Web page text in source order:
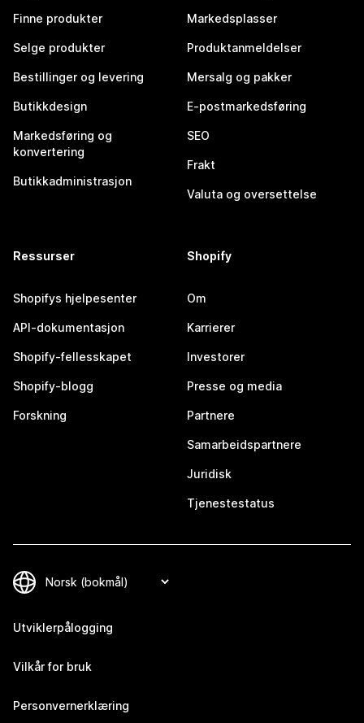
Finne produkter
Selge produkter
Bestillinger og levering
Butikkdesign
Markedsføring og
konvertering
Butikkadministrasjon
Markedsplasser
Produktanmeldelser
Mersalg og pakker
E-postmarkedsføring
SEO
Frakt
Valuta og oversettelse
Ressurser
Shopifys hjelpesenter
API-dokumentasjon
Shopify-fellesskapet
Shopify-blogg
Forskning
Shopify
Om
Karrierer
Investorer
Presse og media
Partnere
Samarbeidspartnere
Juridisk
Tjenestestatus
Utviklerpålogging
Vilkår for bruk
Personvernerklæring